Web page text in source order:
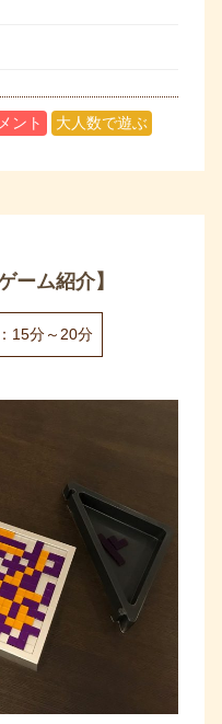
ント 大人数で遊ぶ
ーム紹介】
15分～20分